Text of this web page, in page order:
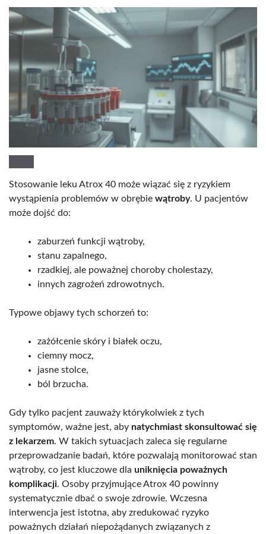
Stosowanie leku Atrox 40 może wiązać się z ryzykiem
wystąpienia problemów w obrębie wątroby. U pacjentów
może dojść do:
zaburzeń funkcji wątroby,
stanu zapalnego,
rzadkiej, ale poważnej choroby cholestazy,
innych zagrożeń zdrowotnych.
Typowe objawy tych schorzeń to:
zażółcenie skóry i białek oczu,
ciemny mocz,
jasne stolce,
ból brzucha.
Gdy tylko pacjent zauważy którykolwiek z tych
symptomów, ważne jest, aby natychmiast skonsultować się
z lekarzem. W takich sytuacjach zaleca się regularne
przeprowadzanie badań, które pozwalają monitorować stan
wątroby, co jest kluczowe dla uniknięcia poważnych
komplikacji. Osoby przyjmujące Atrox 40 powinny
systematycznie dbać o swoje zdrowie. Wczesna
interwencja jest istotna, aby zredukować ryzyko
poważnych działań niepożądanych związanych z